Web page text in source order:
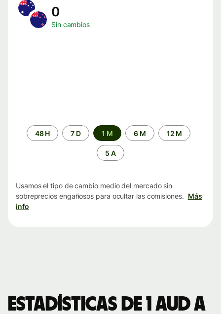
0
Sin cambios
Periodo48 H 7 D 1 M 6 M 12 M
5 A
Usamos el tipo de cambio medio del mercado sin
sobreprecios engañosos para ocultar las comisiones. Más
info
Estadísticas de 1 AUD a